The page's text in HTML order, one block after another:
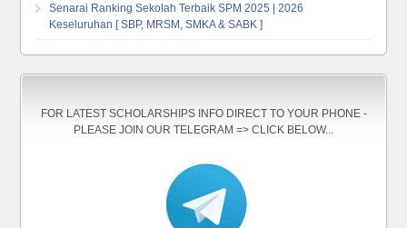
Senarai Ranking Sekolah Terbaik SPM 2025 | 2026
Keseluruhan [ SBP, MRSM, SMKA & SABK ]
FOR LATEST SCHOLARSHIPS INFO DIRECT TO YOUR PHONE -
PLEASE JOIN OUR TELEGRAM => CLICK BELOW...